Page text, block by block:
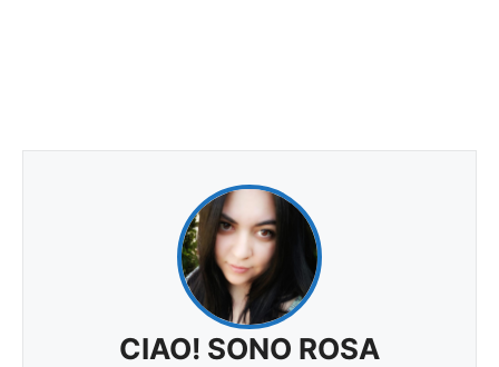
CIAO! SONO ROSA